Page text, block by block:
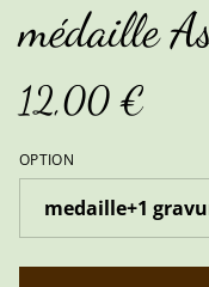
médaille
12,00 €
OPTION